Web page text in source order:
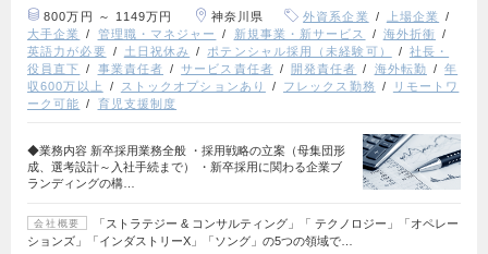
800万円 ～ 1149万円 神奈川県 外資系企業
上場企業
大手企業
管理職・マネジャー 新規事業・新サービス
海外折衝
英語力が必要
土日祝休み ポテンシャル採用（未経験可）
社長・
役員直下
事業責任者 サービス責任者 開発責任者 海外転勤
年
収600万以上
ストックオプションあり フレックス勤務
リモートワ
ーク可能
育児支援制度
◆業務内容 新卒採用業務全般 ・採用戦略の立案（母集団形
成、選考設計～入社手続まで） ・新卒採用に関わる企業ブ
ランディングの構…
会社概要
「ストラテジー & コンサルティング」「 テクノロジー」「オペレー
ションズ」「インダストリーX」「ソング」の5つの領域で…